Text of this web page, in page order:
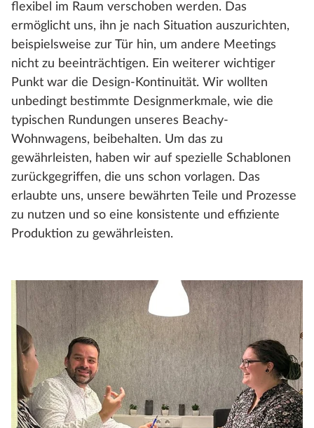
flexibel im Raum verschoben werden. Das
ermöglicht uns, ihn je nach Situation auszurichten,
beispielsweise zur Tür hin, um andere Meetings
nicht zu beeinträchtigen. Ein weiterer wichtiger
Punkt war die Design-Kontinuität. Wir wollten
unbedingt bestimmte Designmerkmale, wie die
typischen Rundungen unseres Beachy-
Wohnwagens, beibehalten. Um das zu
gewährleisten, haben wir auf spezielle Schablonen
zurückgegriffen, die uns schon vorlagen. Das
erlaubte uns, unsere bewährten Teile und Prozesse
zu nutzen und so eine konsistente und effiziente
Produktion zu gewährleisten.